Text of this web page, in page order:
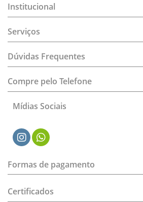
Institucional
Serviços
Dúvidas Frequentes
Compre pelo Telefone
Mídias Sociais
Formas de pagamento
Certificados